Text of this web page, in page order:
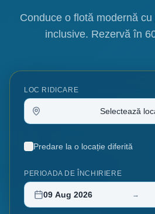
Conduce o flotă modernă
inclusive. Rezervă în
LOC RIDICARE
Selectează
Predare la o locație diferită
PERIOADA DE ÎNCHIRIERE
09 Aug 2026 →